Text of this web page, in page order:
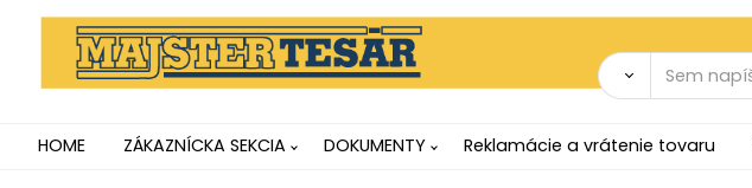
HOME ZÁKAZNÍCKA SEKCIA DOKUMENTY Reklamácie a vrátenie tovaru